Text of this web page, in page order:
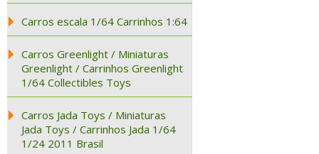
Carros escala 1/64 Carrinhos 1:64
Carros Greenlight / Miniaturas
Greenlight / Carrinhos Greenlight
1/64 Collectibles Toys
Carros Jada Toys / Miniaturas
Jada Toys / Carrinhos Jada 1/64
1/24 2011 Brasil